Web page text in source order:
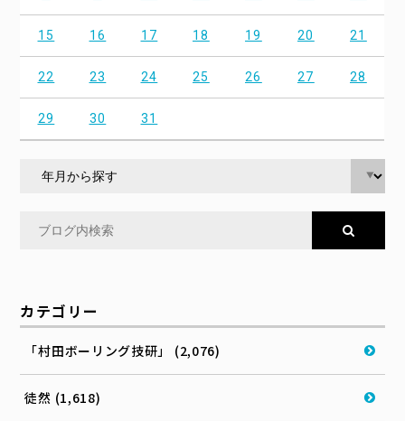
15 16 17 18 19 20 21
22 23 24 25 26 27 28
29 30 31
カテゴリー
「村田ボーリング技研」 (2,076)
徒然 (1,618)